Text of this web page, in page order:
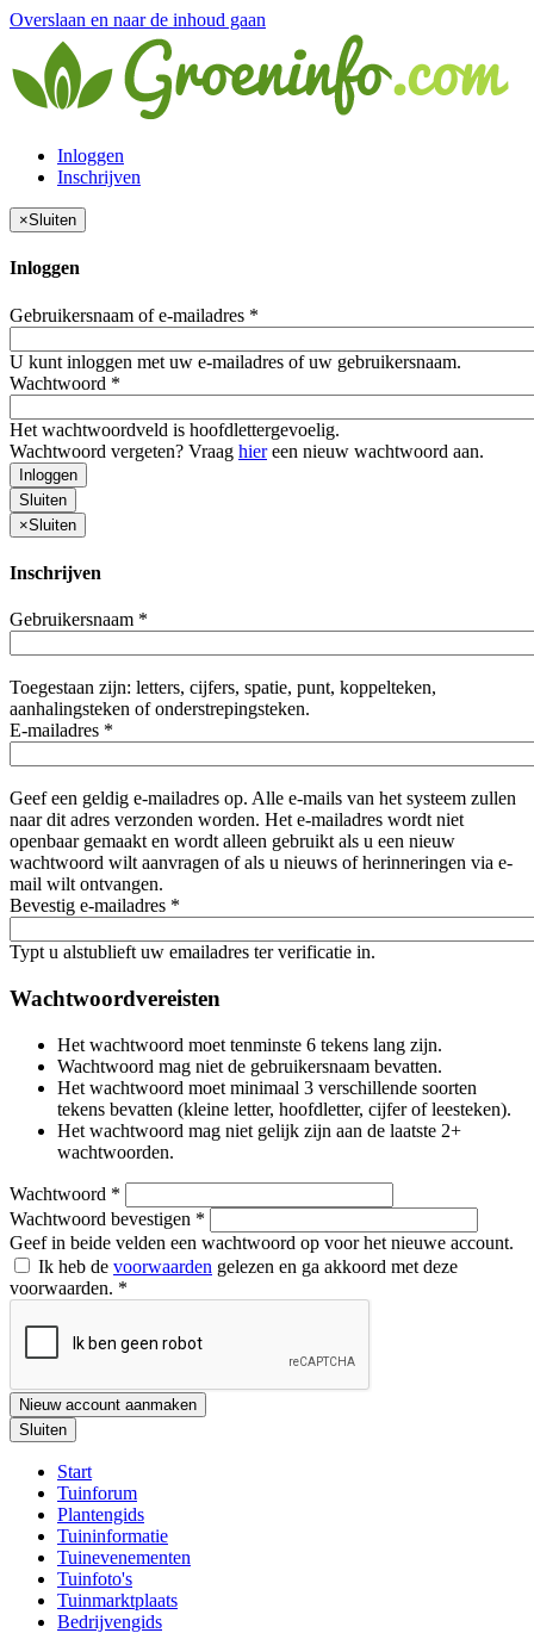
Overslaan en naar de inhoud gaan
Inloggen
Inschrijven
×Sluiten
Inloggen
Gebruikersnaam of e-mailadres *
U kunt inloggen met uw e-mailadres of uw gebruikersnaam.
Wachtwoord *
Het wachtwoordveld is hoofdlettergevoelig.
Wachtwoord vergeten? Vraag hiereen nieuw wachtwoord aan.
Inloggen
Sluiten
×Sluiten
Inschrijven
Gebruikersnaam *
Toegestaan zijn: letters, cijfers, spatie, punt, koppelteken,
aanhalingsteken of onderstrepingsteken.
E-mailadres *
Geef een geldig e-mailadres op. Alle e-mails van het systeem zullen
naar dit adres verzonden worden. Het e-mailadres wordt niet
openbaar gemaakt en wordt alleen gebruikt als u een nieuw
wachtwoord wilt aanvragen of als u nieuws of herinneringen via e-
mail wilt ontvangen.
Bevestig e-mailadres *
Typt u alstublieft uw emailadres ter verificatie in.
Wachtwoordvereisten
Het wachtwoord moet tenminste 6 tekens lang zijn.
Wachtwoord mag niet de gebruikersnaam bevatten.
Het wachtwoord moet minimaal 3 verschillende soorten
tekens bevatten (kleine letter, hoofdletter, cijfer of leesteken).
Het wachtwoord mag niet gelijk zijn aan de laatste 2+
wachtwoorden.
Wachtwoord *
Wachtwoord bevestigen *
Geef in beide velden een wachtwoord op voor het nieuwe account.
Ik heb de voorwaarden gelezen en ga akkoord met deze
voorwaarden. *
Nieuw account aanmaken
Sluiten
Start
Tuinforum
Plantengids
Tuininformatie
Tuinevenementen
Tuinfoto's
Tuinmarktplaats
Bedrijvengids